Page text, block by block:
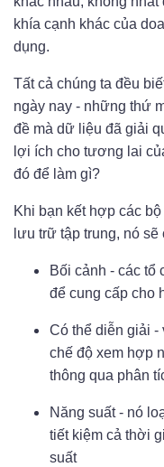
khía cạnh khác của
dụng.
Tất cả chúng ta đều
ngày nay - những thứ
đề mà dữ liệu đã giải
lợi ích cho tương lai
đó để làm gì?
Khi bạn kết hợp các
lưu trữ tập trung, nó sẽ
Bối cảnh - các
để cung cấp cho
Có thể diễn giải
chế độ xem hợp
thông qua phân
Năng suất - nó
tiết kiệm cả thời
suất